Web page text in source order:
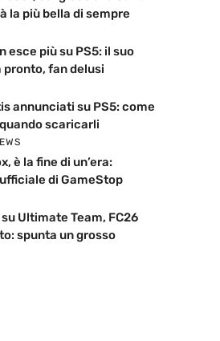
la più bella di sempre
esce più su PS5: il suo
pronto, fan delusi
annunciati su PS5: come
scaricarli
è la fine di un’era:
di GameStop
Ultimate Team, FC26
spunta un grosso